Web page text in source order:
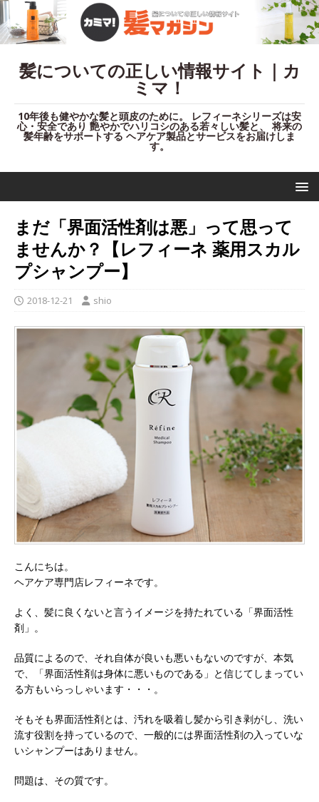
髪についての正しい情報サイト｜カ
ミマ！
10年後も健やかな髪と頭皮のために。 レフィーネシリーズは安
心・安全であり 艶やかでハリコシのある若々しい髪と、 将来の
髪年齢をサポートする ヘアケア製品とサービスをお届けしま
す。
まだ「界面活性剤は悪」って思って
ませんか？【レフィーネ 薬用スカル
プシャンプー】
2018-12-21 shio
こんにちは。
ヘアケア専門店レフィーネです。
よく、髪に良くないと言うイメージを持たれている「界面活性
剤」。
品質によるので、それ自体が良いも悪いもないのですが、本気
で、「界面活性剤は身体に悪いものである」と信じてしまってい
る方もいらっしゃいます・・・。
そもそも界面活性剤とは、汚れを吸着し髪から引き剥がし、洗い
流す役割を持っているので、一般的には界面活性剤の入っていな
いシャンプーはありません。
問題は、その質です。